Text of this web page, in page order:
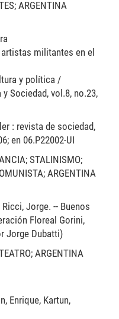
ARGENTINA
militantes en el
y política /
Sociedad, vol.8, no.23,
: revista de sociedad,
en 06.P22002-UI
STALINISMO;
ARGENTINA
Jorge. -- Buenos
Floreal Gorini,
Jorge Dubatti)
ARGENTINA
Enrique, Kartun,